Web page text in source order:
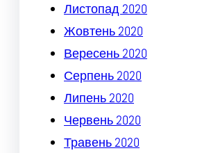
Листопад 2020
Жовтень 2020
Вересень 2020
Серпень 2020
Липень 2020
Червень 2020
Травень 2020